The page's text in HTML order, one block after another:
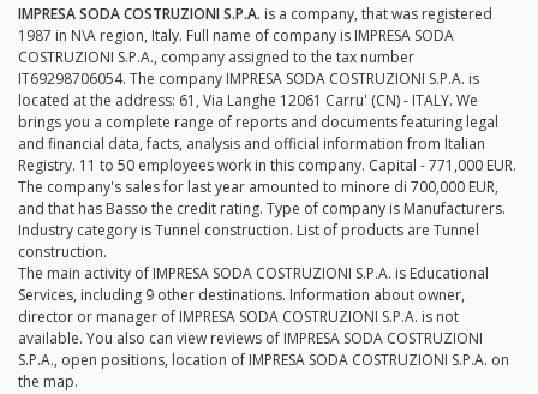
IMPRESA SODA COSTRUZIONI S.P.A. is a company, that was registered
1987 in N\A region, Italy. Full name of company is IMPRESA SODA
COSTRUZIONI S.P.A., company assigned to the tax number
IT69298706054. The company IMPRESA SODA COSTRUZIONI S.P.A. is
located at the address: 61, Via Langhe 12061 Carru' (CN) - ITALY. We
brings you a complete range of reports and documents featuring legal
and financial data, facts, analysis and official information from Italian
Registry. 11 to 50 employees work in this company. Capital - 771,000 EUR.
The company's sales for last year amounted to minore di 700,000 EUR,
and that has Basso the credit rating. Type of company is Manufacturers.
Industry category is Tunnel construction. List of products are Tunnel
construction.
The main activity of IMPRESA SODA COSTRUZIONI S.P.A. is Educational
Services, including 9 other destinations. Information about owner,
director or manager of IMPRESA SODA COSTRUZIONI S.P.A. is not
available. You also can view reviews of IMPRESA SODA COSTRUZIONI
S.P.A., open positions, location of IMPRESA SODA COSTRUZIONI S.P.A. on
the map.